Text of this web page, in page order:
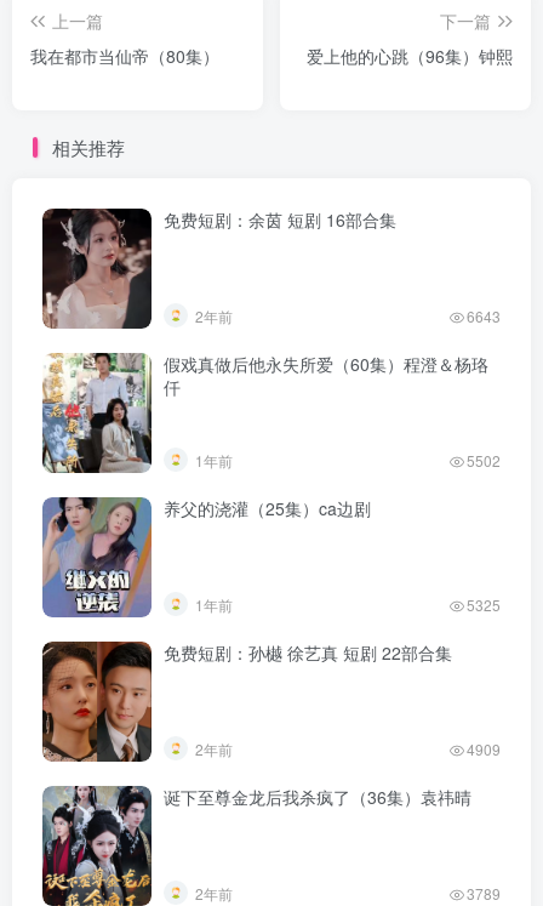
上一篇
我在都市当仙帝（80集）
下一篇
爱上他的心跳（96集）钟熙
相关推荐
免费短剧：余茵 短剧 16部合集
2年前 6643
假戏真做后他永失所爱（60集）程澄＆杨珞
仟
1年前 5502
养父的浇灌（25集）ca边剧
1年前 5325
免费短剧：孙樾 徐艺真 短剧 22部合集
2年前 4909
诞下至尊金龙后我杀疯了（36集）袁祎晴
2年前 3789